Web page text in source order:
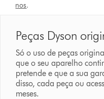
nos.
Peças Dyson
Só o uso de peças
que o seu aparelho
pretende e que a sua
disso, cada peça ou
meses.